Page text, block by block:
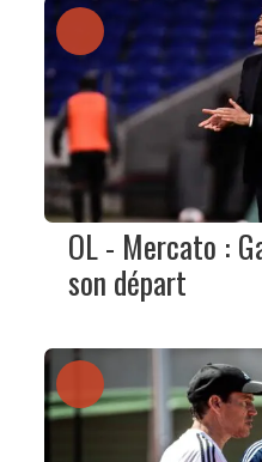
OL - Mercato :
son départ